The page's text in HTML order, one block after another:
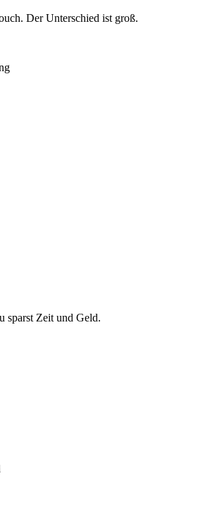
Der Unterschied ist groß.
sparst Zeit und Geld.